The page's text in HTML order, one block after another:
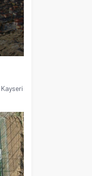
Kayseri